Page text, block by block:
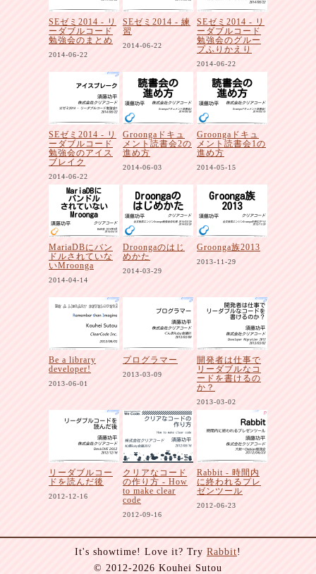
SEゼミ2014 - リ
ーダブルコード
勉強会のまとめ
2014-06-22
SEゼミ2014 - 練
習
2014-06-22
SEゼミ2014 - リ
ーダブルコード
勉強会のグルー
プふりかえり
2014-06-22
SEゼミ2014 - リ
ーダブルコード
勉強会のアイス
ブレイク
2014-06-22
Groongaドキュ
メント読書会2の
進め方
2014-06-03
Groongaドキュ
メント読書会1の
進め方
2014-05-15
MariaDBにバン
ドルされていな
いMroonga
2014-04-14
Droongaのはじ
めかた
2014-03-29
Groonga族2013
2013-11-29
Be a library
developer!
2013-06-01
プログラマー
2013-03-09
開発者は仕事で
リーダブルなコ
ードを書けるの
か？
2013-03-02
リーダブルコー
ドを読んだ後
2012-12-16
クリアなコード
の作り方 - How
to make clear
code
2012-09-16
Rabbit - 時間内
に終われるプレ
ゼンツール
2012-06-23
It's showtime! Love it? Try Rabbit!
© 2012-2026 Kouhei Sutou